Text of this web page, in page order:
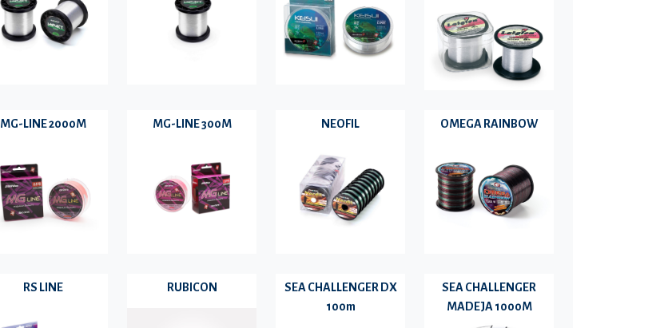
MG-LINE 2000M MG-LINE 300M NEOFIL OMEGA RAINBOW
RS LINE RUBICON
SEA CHALLENGER DX
100m
SEA CHALLENGER
MADEJA 1000M